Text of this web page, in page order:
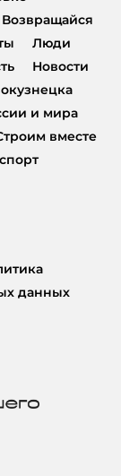
Возвращайся
Люди
Новости
и мира
вместе
данных